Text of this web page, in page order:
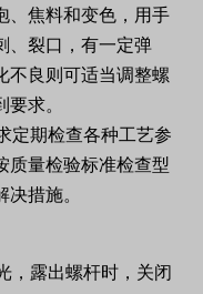
、焦料和变色，用手
、裂口，有一定弹
不良则可适当调整螺
求。
定期检查各种工艺参
质量检验标准检查型
措施。
，露出螺杆时，关闭